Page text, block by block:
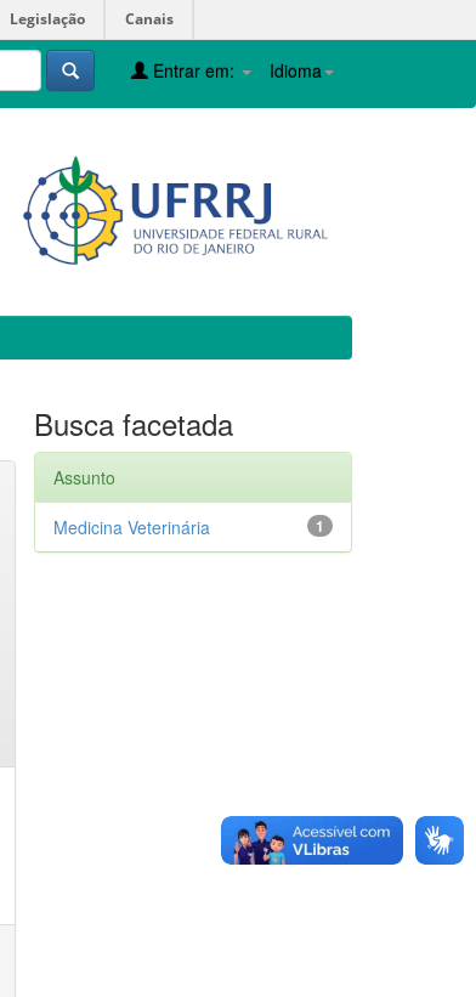
Legislação Canais
Idioma
Entrar em:
Busca facetada
Assunto
1
Medicina Veterinária